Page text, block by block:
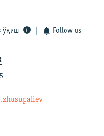
ўқиш Follow us